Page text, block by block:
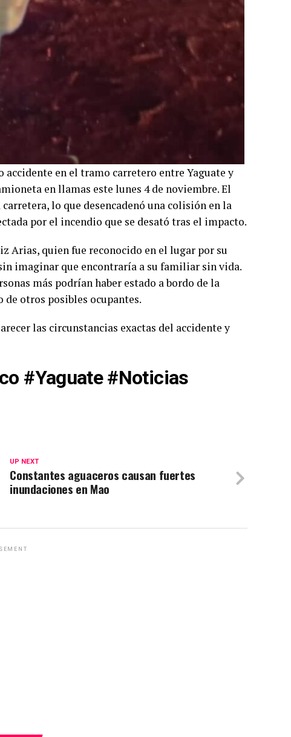
accidente en el tramo carretero entre Yaguate y
en llamas este lunes 4 de noviembre. El
lo que desencadenó una colisión en la
por el incendio que se desató tras el impacto.
Arias, quien fue reconocido en el lugar por su
imaginar que encontraría a su familiar sin vida.
más podrían haber estado a bordo de la
de otros posibles ocupantes.
las circunstancias exactas del accidente y
#Yaguate #Noticias
UP NEXT
Constantes aguaceros causan fuertes
inundaciones en Mao